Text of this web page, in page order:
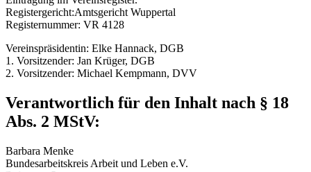
Registergericht:Amtsgericht Wuppertal
Registernummer: VR 4128
Vereinspräsidentin: Elke Hannack, DGB
1. Vorsitzender: Jan Krüger, DGB
2. Vorsitzender: Michael Kempmann, DVV
Verantwortlich für den Inhalt nach § 18
Abs. 2 MStV:
Barbara Menke
Bundesarbeitskreis Arbeit und Leben e.V.